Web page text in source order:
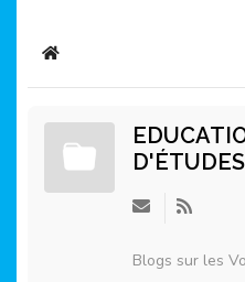
Home
Blogs sur les